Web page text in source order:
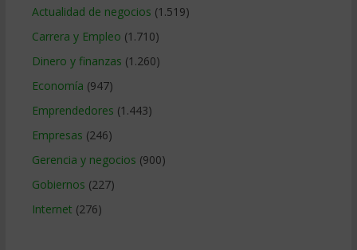
Actualidad de negocios (1.519)
Carrera y Empleo (1.710)
Dinero y finanzas (1.260)
Economía (947)
Emprendedores (1.443)
Empresas (246)
Gerencia y negocios (900)
Gobiernos (227)
Internet (276)